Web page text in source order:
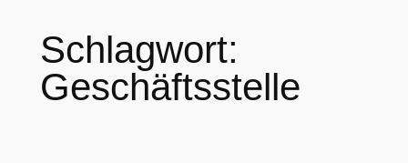
Schlagwort:
Geschäftsstelle